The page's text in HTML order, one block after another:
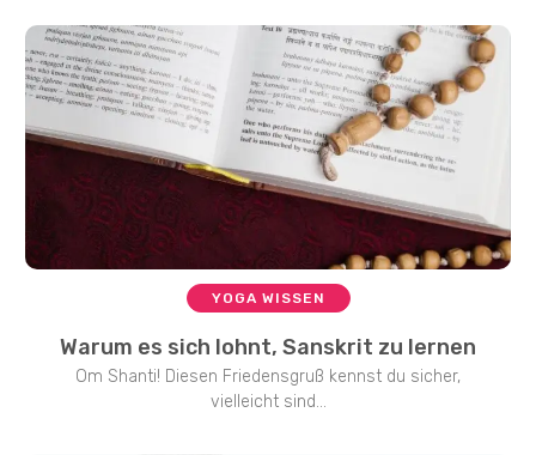
YOGA WISSEN
Warum es sich lohnt, Sanskrit zu lernen
Om Shanti! Diesen Friedensgruß kennst du sicher,
vielleicht sind...